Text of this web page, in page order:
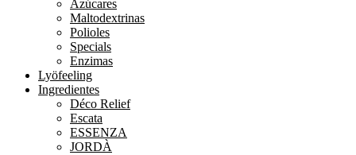
Azúcares
Maltodextrinas
Polioles
Specials
Enzimas
Lyöfeeling
Ingredientes
Déco Relief
Escata
ESSENZA
JORDÀ